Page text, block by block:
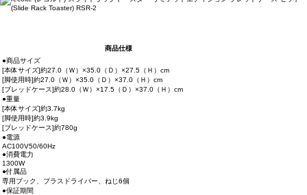
商品仕様
●商品サイズ
[本体サイズ]約27.0（Ｗ）×35.0（Ｄ）×27.5（Ｈ）cm
[脚使用時]約27.0（Ｗ）×35.0（Ｄ）×37.0（Ｈ）cm
[ブレッドケース]約28.0（Ｗ）×17.5（Ｄ）×37.0（Ｈ）cm
●重量
[本体サイズ]約3.7kg
[脚使用時]約3.9kg
[ブレッドケース]約780g
●電源
AC100V50/60Hz
●消費電力
1300W
●付属品
専用ブック、プラスドライバー、ねじ6個
●保証期間